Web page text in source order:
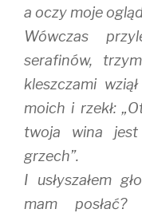
a oczy moje
Wówczas
serafinów,
kleszczami
moich i rzekł:
twoja wina jest
grzech”.
I usłyszałem
mam